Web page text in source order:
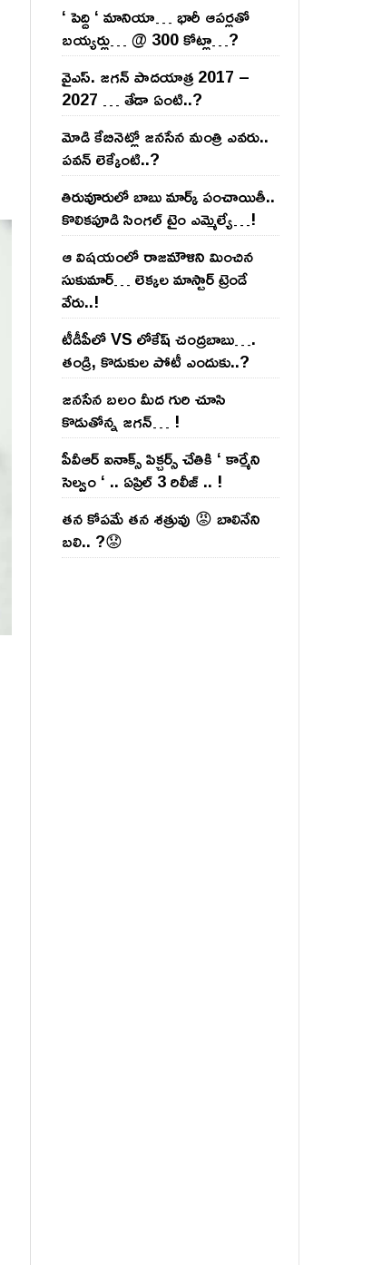
‘ పెద్ది ‘ మానియా… భారీ ఆప‌ర్ల‌తో
బ‌య్య‌ర్లు… @ 300 కోట్లా…?
వైఎస్‌. జ‌గ‌న్ పాద‌యాత్ర 2017 –
2027 … తేడా ఏంటి..?
మోడి కేబినెట్లో జ‌నసేన మంత్రి ఎవ‌రు..
ప‌వ‌న్ లెక్కేంటి..?
తిరువూరులో బాబు మార్క్ పంచాయితీ..
కొలిక‌పూడి సింగ‌ల్ టైం ఎమ్మెల్యే…!
ఆ విష‌యంలో రాజ‌మౌళిని మించిన
సుకుమార్‌… లెక్క‌ల మాస్టార్ ట్రెండే
వేరు..!
టీడీపీలో VS లోకేష్ చంద్ర‌బాబు….
తండ్రి, కొడుకుల పోటీ ఎందుకు..?
జ‌న‌సేన బ‌లం మీద గురి చూసి
కొడుతోన్న జ‌గ‌న్‌… !
పీవీఆర్ ఐనాక్స్ పిక్చర్స్ చేతికి ‘ కార్మేని
సెల్వం ‘ .. ఏప్రిల్ 3 రిలీజ్ .. !
తన కోపమే తన శత్రువు 😡 బాలినేని
బలి.. ?😟